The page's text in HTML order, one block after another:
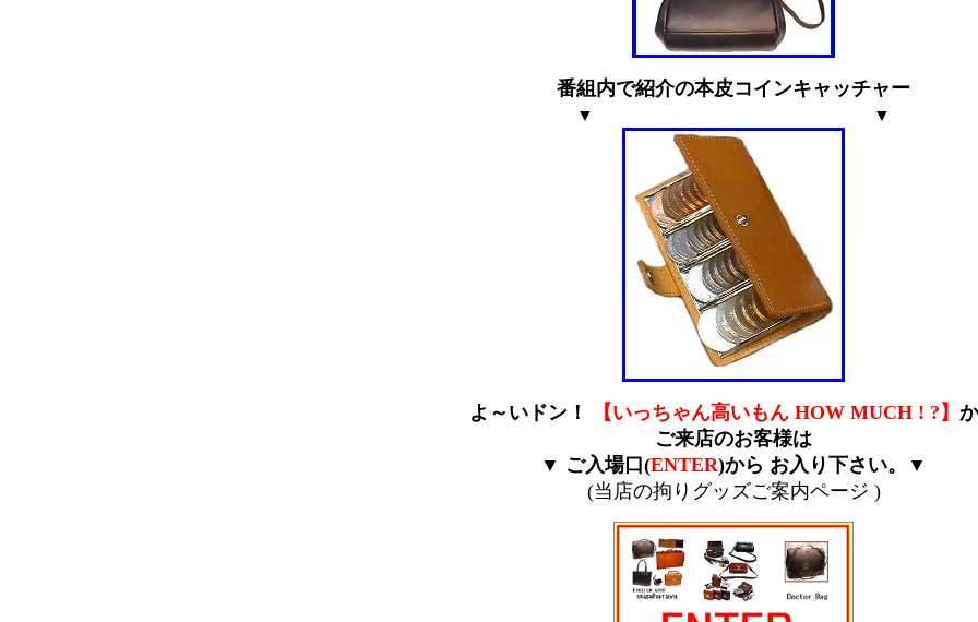
番組内で紹介の本皮コインキャッチャー
▼ ▼
よ～いドン！ 【いっちゃん高いもん HOW MUCH ! ?】
ご来店のお客様は
▼ ご入場口(ENTER)から お入り下さい。▼
(当店の拘りグッズご案内ページ )